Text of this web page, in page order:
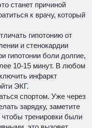
станет причиной
к врачу, который
гипотонию от
и стенокардии
гипотонии боли долгие,
10-15 минут. В любом
инфаркт
ЭКГ.
спортом. Уже через
зарядку, заметите
тренировки были